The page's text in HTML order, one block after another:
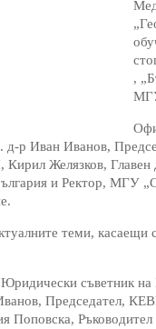
,
р Иван Иванов,
Желязков,
и Ректор, МГУ
теми, касаещи
съветник
Председател,